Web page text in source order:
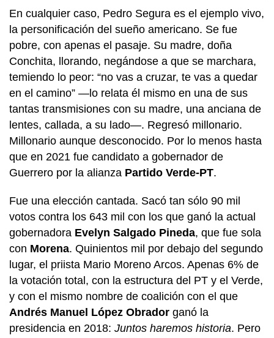
En cualquier caso, Pedro Segura es el ejemplo vivo,
la personificación del sueño americano. Se fue
pobre, con apenas el pasaje. Su madre, doña
Conchita, llorando, negándose a que se marchara,
temiendo lo peor: “no vas a cruzar, te vas a quedar
en el camino” —lo relata él mismo en una de sus
tantas transmisiones con su madre, una anciana de
lentes, callada, a su lado—. Regresó millonario.
Millonario aunque desconocido. Por lo menos hasta
que en 2021 fue candidato a gobernador de
Guerrero por la alianza Partido Verde-PT.
Fue una elección cantada. Sacó tan sólo 90 mil
votos contra los 643 mil con los que ganó la actual
gobernadora Evelyn Salgado Pineda, que fue sola
con Morena. Quinientos mil por debajo del segundo
lugar, el priista Mario Moreno Arcos. Apenas 6% de
la votación total, con la estructura del PT y el Verde,
y con el mismo nombre de coalición con el que
Andrés Manuel López Obrador ganó la
presidencia en 2018: Juntos haremos historia. Pero